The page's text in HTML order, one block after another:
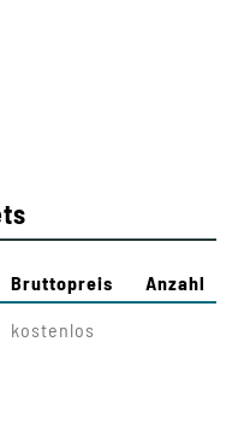
Bruttopreis Anzahl
kostenlos